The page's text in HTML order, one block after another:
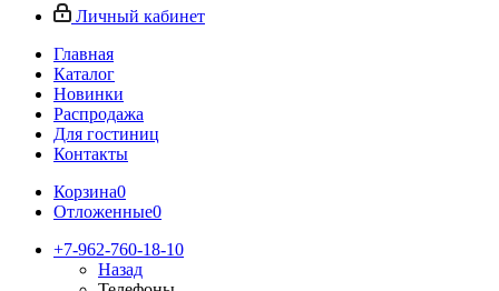
Личный кабинет
Главная
Каталог
Новинки
Распродажа
Для гостиниц
Контакты
Корзина0
Отложенные0
+7-962-760-18-10
Назад